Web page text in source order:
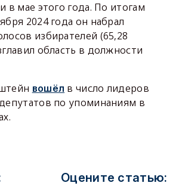
в мае этого года. По итогам
2024 года он набрал
избирателей (65,28
область в должности
вошёл в число лидеров
по упоминаниям в
Оцените статью: